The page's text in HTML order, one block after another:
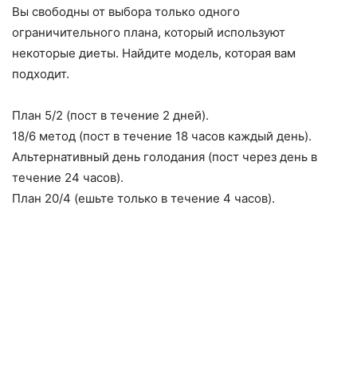
Вы свободны от выбора только одного
ограничительного плана, который используют
некоторые диеты. Найдите модель, которая вам
подходит.
План 5/2 (пост в течение 2 дней).
18/6 метод (пост в течение 18 часов каждый день).
Альтернативный день голодания (пост через день в
течение 24 часов).
План 20/4 (ешьте только в течение 4 часов).